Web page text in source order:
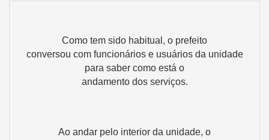
Como tem sido habitual, o prefeito
conversou com funcionários e usuários da unidade
para saber como está o
andamento dos serviços.
Ao andar pelo interior da unidade, o